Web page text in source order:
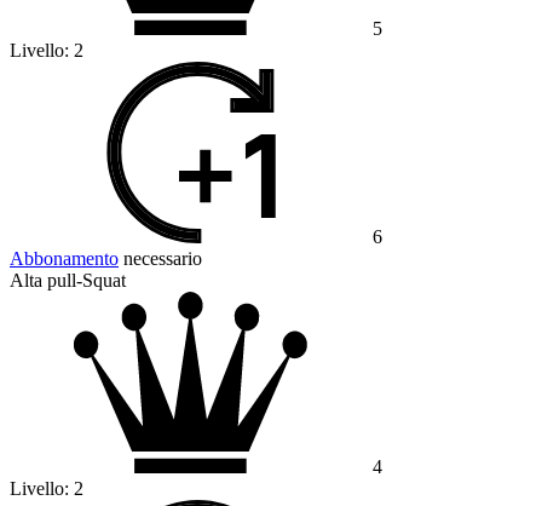
5
Livello: 2
6
Abbonamento necessario
Alta pull-Squat
4
Livello: 2